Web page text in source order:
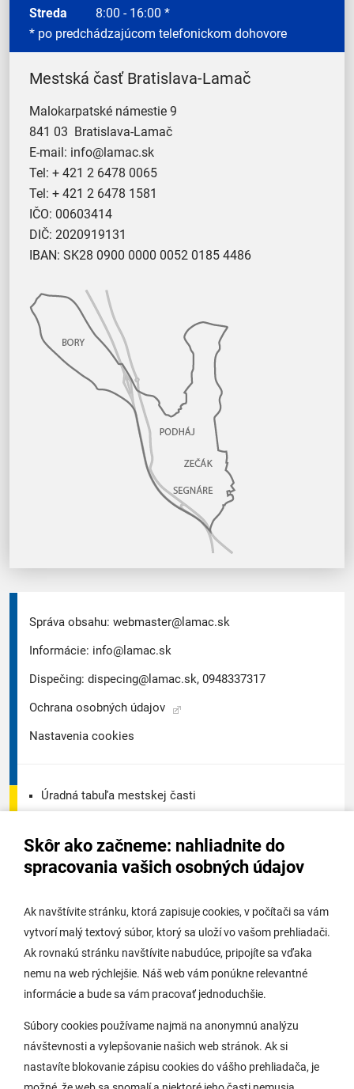
Skôr ako začneme: nahliadnite do
spracovania vašich osobných údajov
Ak navštívite stránku, ktorá zapisuje cookies, v počítači sa vám
vytvorí malý textový súbor, ktorý sa uloží vo vašom prehliadači.
Ak rovnakú stránku navštívite nabudúce, pripojíte sa vďaka
nemu na web rýchlejšie. Náš web vám ponúkne relevantné
informácie a bude sa vám pracovať jednoduchšie.
Súbory cookies používame najmä na anonymnú analýzu
návštevnosti a vylepšovanie našich web stránok. Ak si
nastavíte blokovanie zápisu cookies do vášho prehliadača, je
Streda 8:00 - 16:00 *
* po predchádzajúcom telefonickom dohovore
Mestská časť Bratislava-Lamač
Malokarpatské námestie 9
841 03 Bratislava-Lamač
E-mail: info@lamac.sk
Tel: + 421 2 6478 0065
Tel: + 421 2 6478 1581
IČO: 00603414
DIČ: 2020919131
IBAN: SK28 0900 0000 0052 0185 4486
Správa obsahu: webmaster@lamac.sk
Informácie: info@lamac.sk
Dispečing: dispecing@lamac.sk, 0948337317
Ochrana osobných údajov
Nastavenia cookies
Úradná tabuľa mestskej časti
Úradná tabuľa stavebného úradu
Potrebujem vybaviť
Samospráva
O Lamači